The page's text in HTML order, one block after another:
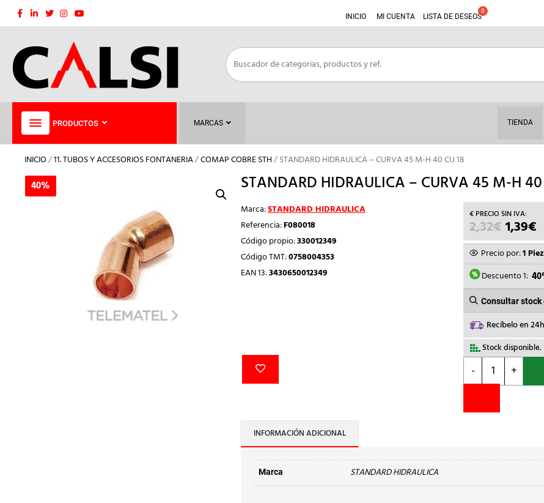
Saltar
INICIO MI CUENTA LISTA DE DESEOS
PRODUCTOS MARCAS TIENDA
INICIO/11. TUBOS Y ACCESORIOS FONTANERIA/COMAP COBRE STH/ STANDARD HIDRAULICA – CURVA 45 M-H 40 CU 18
40% STANDARD HIDRAULICA – CURVA 45 M-H
Marca:STANDARD HIDRAULICA
Referencia:F080018
Código propio:330012349
Código TMT:0758004353
EAN 13:3430650012349
2,32€ EL
ERA:
2,32€.
1,39€EL
Precio por:1
Descuento 1:
Consultar
Recíbelo en
Stock disponible.
-
STANDARD
HIDRAULICA
45
+
INFORMACIÓN ADICIONAL
Marca STANDARD HIDRAULICA
40%